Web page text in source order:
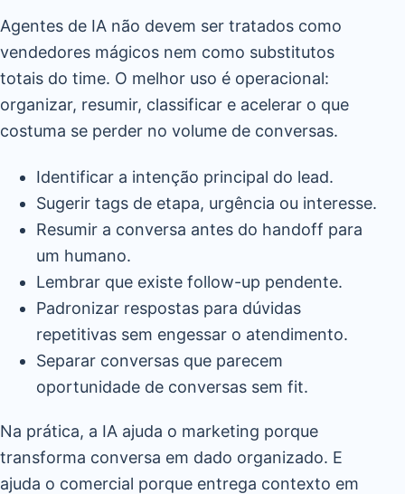
Agentes de IA não devem ser tratados como
vendedores mágicos nem como substitutos
totais do time. O melhor uso é operacional:
organizar, resumir, classificar e acelerar o que
costuma se perder no volume de conversas.
Identificar a intenção principal do lead.
Sugerir tags de etapa, urgência ou interesse.
Resumir a conversa antes do handoff para
um humano.
Lembrar que existe follow-up pendente.
Padronizar respostas para dúvidas
repetitivas sem engessar o atendimento.
Separar conversas que parecem
oportunidade de conversas sem fit.
Na prática, a IA ajuda o marketing porque
transforma conversa em dado organizado. E
ajuda o comercial porque entrega contexto em